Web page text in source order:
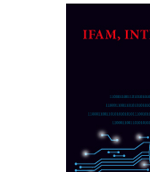
obradu!
Razvoj
PLC
AUKOM:
dostupan